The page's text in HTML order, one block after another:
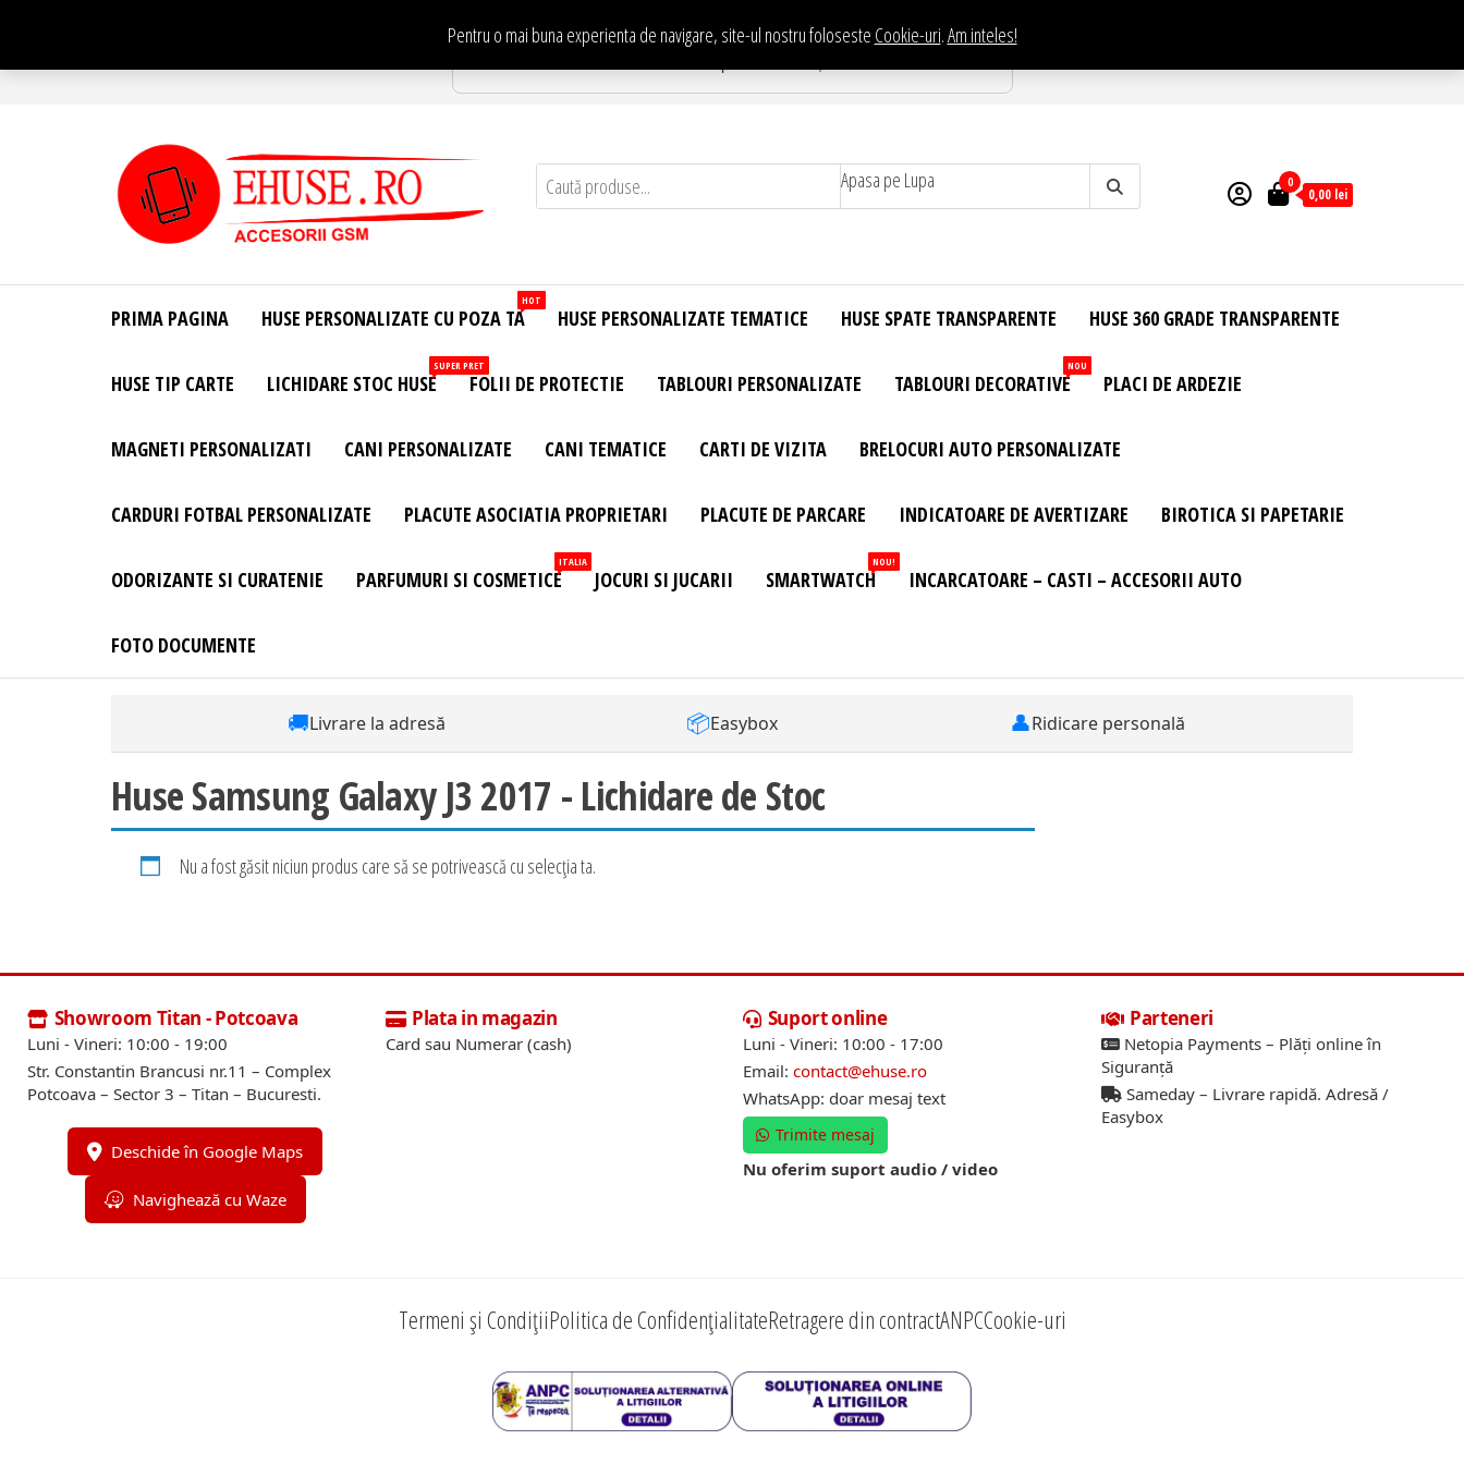
conținut
Pentru o mai buna experienta de navigare, site-ul nostru foloseste Cookie-uri.Am inteles!
Te asteptam in Showroom eHuse.ro
Site Oficial .
Huse
Personalizate
Huse
Personalizate
Telefon –
– Accesorii
Apasa pe Lupa 0
0,00 lei
PRIMA PAGINA HUSE PERSONALIZATE CU POZA TA
HOT
HUSE PERSONALIZATE TEMATICE HUSE SPATE TRANSPARENTE HUSE 360 GRADE TRANSPARENTE
HUSE TIP CARTE LICHIDARE STOC HUSE
SUPER PRET
FOLII DE PROTECTIE TABLOURI PERSONALIZATE TABLOURI DECORATIVE
NOU
PLACI DE ARDEZIE
MAGNETI PERSONALIZATI CANI PERSONALIZATE CANI TEMATICE CARTI DE VIZITA BRELOCURI AUTO PERSONALIZATE
CARDURI FOTBAL PERSONALIZATE PLACUTE ASOCIATIA PROPRIETARI PLACUTE DE PARCARE INDICATOARE DE AVERTIZARE BIROTICA SI PAPETARIE
ODORIZANTE SI CURATENIE PARFUMURI SI COSMETICE
ITALIA
JOCURI SI JUCARII SMARTWATCH
NOU!
INCARCATOARE – CASTI – ACCESORII AUTO
FOTO DOCUMENTE
🚚Livrare la adresă 📦Easybox 👤Ridicare personală
Huse Samsung Galaxy J3 2017 - Lichidare de Stoc
Nu a fost găsit niciun produs care să se potrivească cu selecția ta.
Showroom Titan - Potcoava
Luni - Vineri: 10:00 - 19:00
Str. Constantin Brancusi nr.11 – Complex
Potcoava – Sector 3 – Titan – Bucuresti.
Deschide în Google Maps
Navighează cu Waze
Plata in magazin
Card sau Numerar (cash)
Suport online
Luni - Vineri: 10:00 - 17:00
Email: contact@ehuse.ro
WhatsApp: doar mesaj text
Trimite mesaj
Nu oferim suport audio / video
Parteneri
Netopia Payments – Plăți online în
Siguranță
Sameday – Livrare rapidă. Adresă /
Easybox
Termeni și CondițiiPolitica de ConfidențialitateRetragere din contractANPCCookie-uri